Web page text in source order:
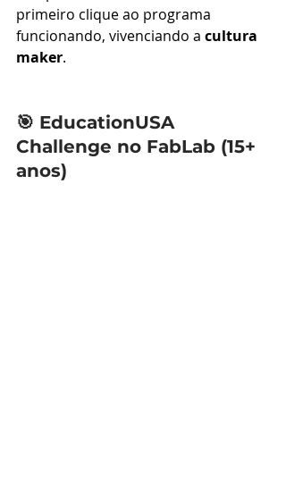
primeiro clique ao programa
funcionando, vivenciando a cultura
maker.
🎯 EducationUSA
Challenge no FabLab (15+
anos)